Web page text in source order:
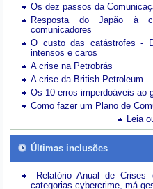
Os dez passos da
Resposta do Japão à
comunicadores
O custo das catástrofes -
intensos e caros
A crise na Petrobrás
A crise da British Petroleum
Os 10 erros imperdoáveis ao
Como fazer um Plano de
Leia
Últimas inclusões
Relatório Anual de
categorias cybercrime, má